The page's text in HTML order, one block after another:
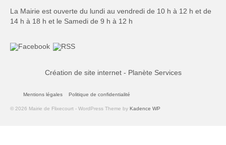
La Mairie est ouverte du lundi au vendredi de 10 h à 12 h et de
14 h à 18 h et le Samedi de 9 h à 12 h
Création de site internet - Planète Services
Mentions légales Politique de confidentialité
© 2026 Mairie de Flixecourt - WordPress Theme by Kadence WP